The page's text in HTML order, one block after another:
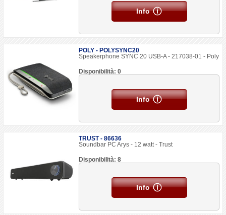
Info
POLY - POLYSYNC20
Speakerphone SYNC 20 USB-A - 217038-01 - Poly
Disponibilità: 0
Info
TRUST - 86636
Soundbar PC Arys - 12 watt - Trust
Disponibilità: 8
Info